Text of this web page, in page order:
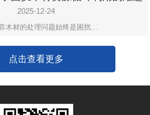
2025-12-24
木材的处理问题始终是困扰…
点击查看更多